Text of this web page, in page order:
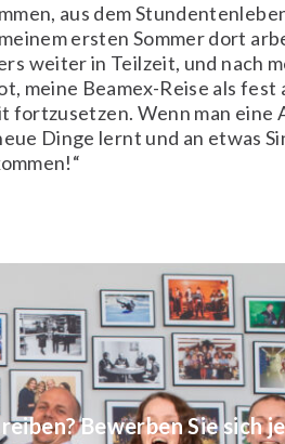
aus dem
ersten Sommer dort
weiter in Teilzeit, und nach
meine Beamex-Reise als
fortzusetzen. Wenn man eine
Dinge lernt und an etwas
Bewerben Sie sich